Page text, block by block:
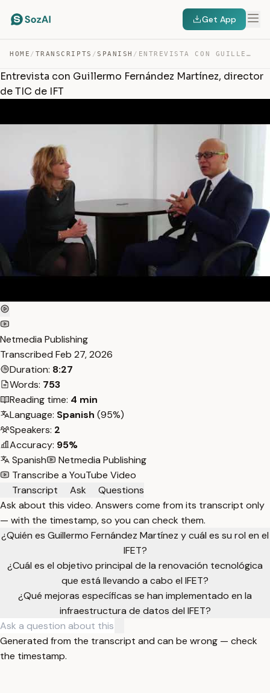
Get App
HOME / TRANSCRIPTS /SPANISH / ENTREVISTA CON GUILLERMO FERNÁNDEZ MARTÍNEZ, DIRECTOR D… — TRANSCRIPT
Entrevista con Guillermo Fernández Martínez, director
de TIC de IFT
Netmedia Publishing
Transcribed Feb 27, 2026
Duration: 8:27
Words: 753
Reading time: 4 min
Language: Spanish (95%)
Speakers: 2
Accuracy: 95%
Spanish
Netmedia Publishing
Transcribe a YouTube Video
Transcript
Ask
Questions
Ask about this video. Answers come from its transcript only
— with the timestamp, so you can check them.
¿Quién es Guillermo Fernández Martínez y cuál es su rol en el
IFET?
¿Cuál es el objetivo principal de la renovación tecnológica
que está llevando a cabo el IFET?
¿Qué mejoras específicas se han implementado en la
infraestructura de datos del IFET?
Generated from the transcript and can be wrong — check
the timestamp.